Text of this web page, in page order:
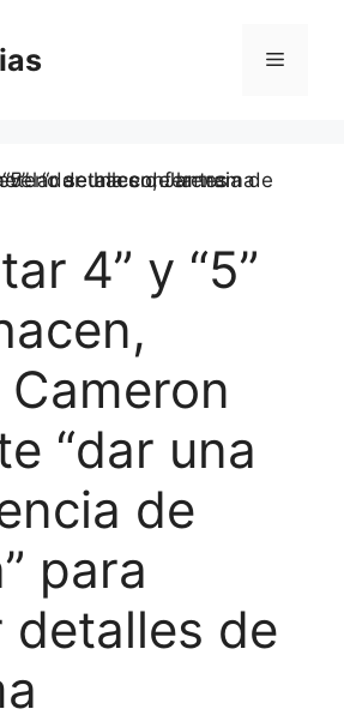
Menú
4” y “5”
“dar una
de
para
detalles de